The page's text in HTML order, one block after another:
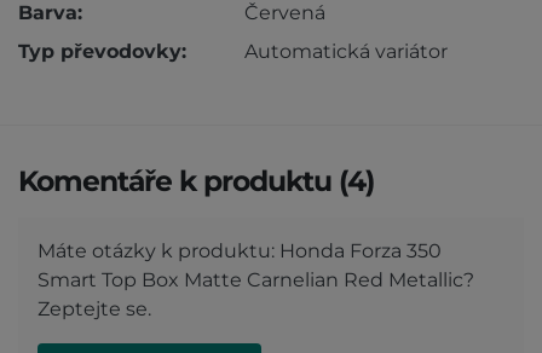
Barva:
Červená
Typ převodovky:
Automatická variátor
Komentáře k produktu (4)
Máte otázky k produktu: Honda Forza 350
Smart Top Box Matte Carnelian Red Metallic?
Zeptejte se.